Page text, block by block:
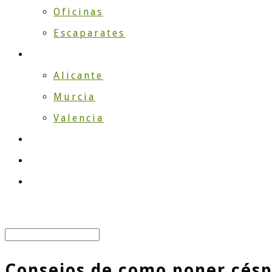
Oficinas
Escaparates
Alicante
Murcia
Valencia